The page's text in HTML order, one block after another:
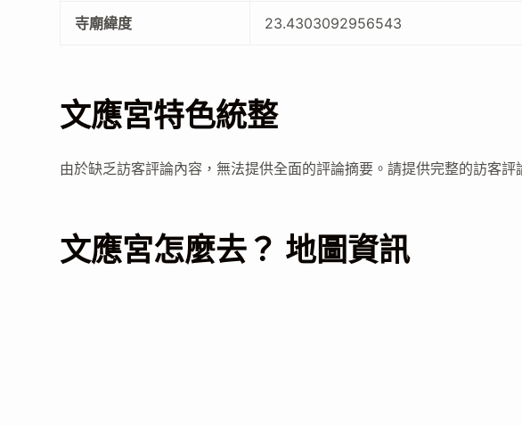
寺廟緯度 23.4303092956543
文應宮特色統整
由於缺乏訪客評論內容，無法提供全面的評論摘要。請提供完整的訪客評
文應宮怎麼去？ 地圖資訊